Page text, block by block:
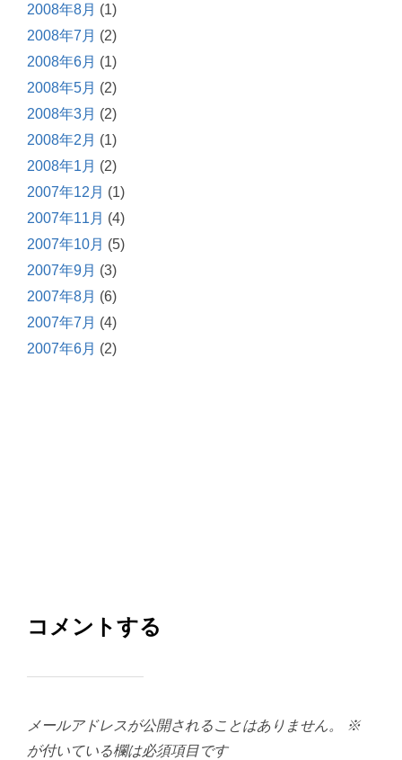
2008年8月 (1)
2008年7月 (2)
2008年6月 (1)
2008年5月 (2)
2008年3月 (2)
2008年2月 (1)
2008年1月 (2)
2007年12月 (1)
2007年11月 (4)
2007年10月 (5)
2007年9月 (3)
2007年8月 (6)
2007年7月 (4)
2007年6月 (2)
コメントする
メールアドレスが公開されることはありません。
※
が付いている欄は必須項目です